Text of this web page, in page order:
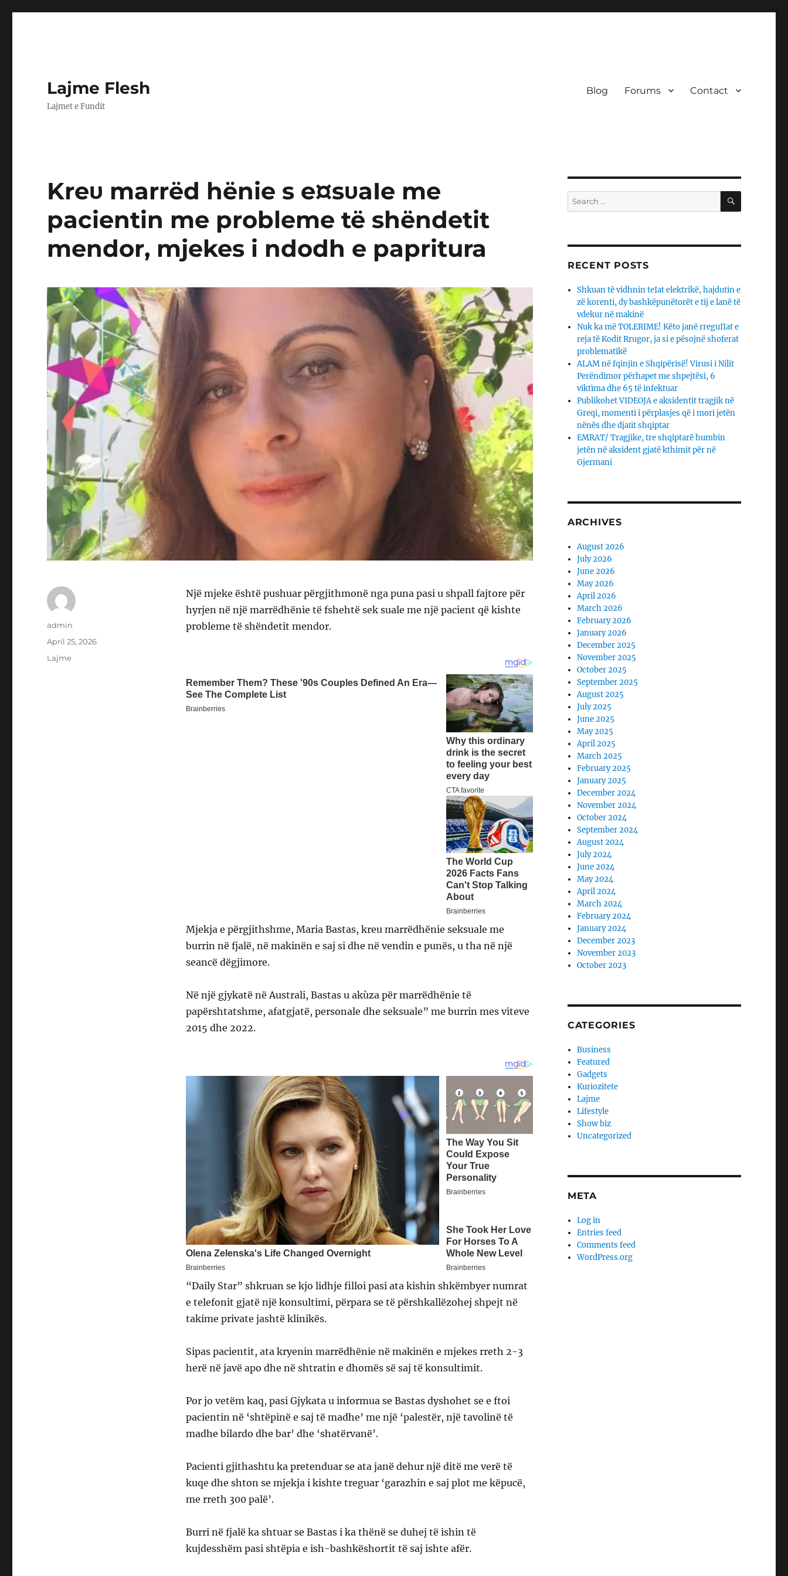
Lajme Flesh
Lajmet e Fundit
Blog Forums Contact
Kreυ marrëd hënie s e¤sυaIe me
pacientin me probleme të shëndetit
mendor, mjekes i ndodh e papritura
Një mjeke është pushuar përgjithmonë nga puna pasi u shpall fajtore për
hyrjen në një marrëdhënie të fshehtë sek suale me një pacient që kishte
probleme të shëndetit mendor.
Mjekja e përgjithshme, Maria Bastas, kreu marrëdhënie seksuale me
burrin në fjalë, në makinën e saj si dhe në vendin e punës, u tha në një
seancë dëgjimore.
Në një gjykatë në Australi, Bastas u akùza për marrëdhënie të
papërshtatshme, afatgjatë, personale dhe seksuale” me burrin mes viteve
2015 dhe 2022.
“Daily Star” shkruan se kjo lidhje filloi pasi ata kishin shkëmbyer numrat
e telefonit gjatë një konsultimi, përpara se të përshkallëzohej shpejt në
takime private jashtë klinikës.
Sipas pacientit, ata kryenin marrëdhënie në makinën e mjekes rreth 2-3
herë në javë apo dhe në shtratin e dhomës së saj të konsultimit.
Por jo vetëm kaq, pasi Gjykata u informua se Bastas dyshohet se e ftoi
pacientin në ‘shtëpinë e saj të madhe’ me një ‘palestër, një tavolinë të
madhe bilardo dhe bar’ dhe ‘shatërvanë’.
Pacienti gjithashtu ka pretenduar se ata janë dehur një ditë me verë të
kuqe dhe shton se mjekja i kishte treguar ‘garazhin e saj plot me këpucë,
me rreth 300 palë’.
Burri në fjalë ka shtuar se Bastas i ka thënë se duhej të ishin të
kujdesshëm pasi shtëpia e ish-bashkëshortit të saj ishte afër.
Author
admin
Posted
April 25, 2026
Categories
Lajme
Search
for:
SEARCH
RECENT POSTS
Shkuan të vidhnin teIat elektrikë, hajdutin e
zë korenti, dy bashkëpunëtorët e tij e lanë të
vdekur në makinë
Nuk ka më TOLERIME! Këto janë rreguIIat e
reja të Kodit Rrugor, ja si e pësojnë shoferat
problematikë
ALAM në fqinjin e Shqipërisë! Virusi i Nilit
Perëndimor përhapet me shpejtësi, 6
viktìma dhe 65 të infektuar
Publikohet VIDEOJA e aksidentit tragjik në
Greqi, momenti i përplasjes që i mori jetën
nënës dhe djaΙit shqiptar
EMRAT/ Tragjike, tre shqiptarë humbin
jetën në aksident gjatë kthimit për në
Gjermani
ARCHIVES
August 2026
July 2026
June 2026
May 2026
April 2026
March 2026
February 2026
January 2026
December 2025
November 2025
October 2025
September 2025
August 2025
July 2025
June 2025
May 2025
April 2025
March 2025
February 2025
January 2025
December 2024
November 2024
October 2024
September 2024
August 2024
July 2024
June 2024
May 2024
April 2024
March 2024
February 2024
January 2024
December 2023
November 2023
October 2023
CATEGORIES
Business
Featured
Gadgets
Kuriozitete
Lajme
Lifestyle
Show biz
Uncategorized
META
Log in
Entries feed
Comments feed
WordPress.org